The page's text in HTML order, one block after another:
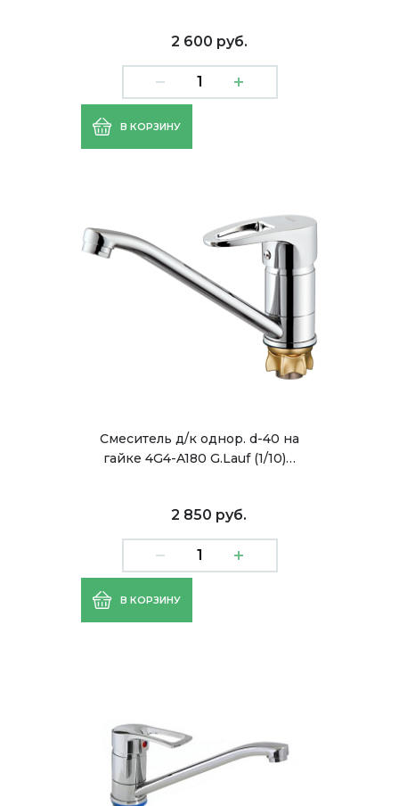
2 600 руб.
В КОРЗИНУ
Смеситель д/к однор. d-40 на
гайке 4G4-A180 G.Lauf (1/10)…
2 850 руб.
В КОРЗИНУ